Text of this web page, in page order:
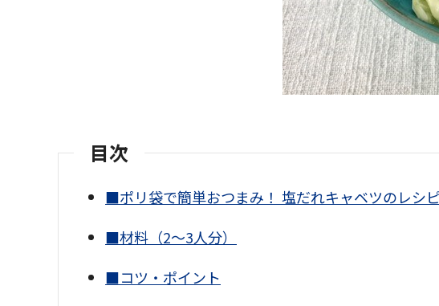
目次
■ポリ袋で簡単おつまみ！ 塩だれキャベツのレシピ
■材料（2〜3人分）
■コツ・ポイント